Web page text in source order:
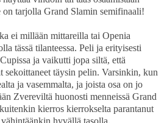
on tarjolla Grand Slamin semifinaali!
ei millään mittareilla tai Openia
tässä tilanteessa. Peli ja erityisesti
ja vaikutti jopa siltä, että
sekoittaneet täysin pelin. Varsinkin, kun
ja vasemmalta, ja joista osa on jo
Zvereviltä huonosti menneissä Grand
kierros kierrokselta parantanut
hyvällä tasolla.